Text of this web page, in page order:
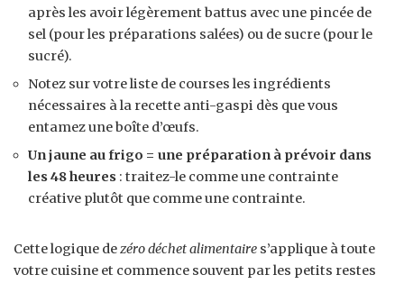
après les avoir légèrement battus avec une pincée de
sel (pour les préparations salées) ou de sucre (pour le
sucré).
Notez sur votre liste de courses les ingrédients
nécessaires à la recette anti-gaspi dès que vous
entamez une boîte d’œufs.
Un jaune au frigo = une préparation à prévoir dans
les 48 heures : traitez-le comme une contrainte
créative plutôt que comme une contrainte.
Cette logique dezéro déchet alimentaire s’applique à toute
votre cuisine et commence souvent par les petits restes